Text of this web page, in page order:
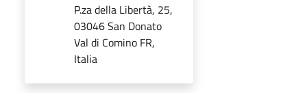
P.za della Libertà, 25,
03046 San Donato
Val di Comino FR,
Italia